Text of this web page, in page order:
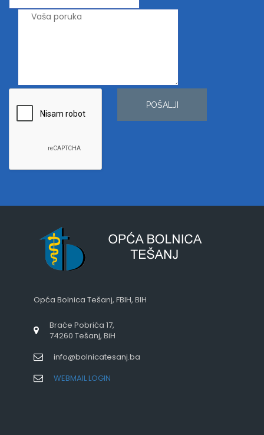
POŠALJI
Opća Bolnica Tešanj, FBIH, BIH
Braće Pobrića 17,
74260 Tešanj, BiH
info@bolnicatesanj.ba
WEBMAIL LOGIN